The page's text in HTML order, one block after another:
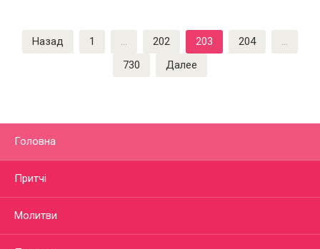
Пагинация
записей
Назад 1 … 202 203 204
…
730
Далее
Головна
Притчі
Молитви